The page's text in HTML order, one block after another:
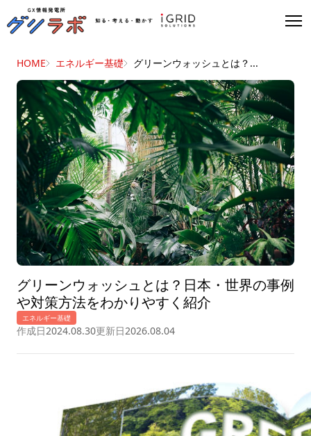
HOME エネルギー基礎 グリーンウォッシュとは？...
エネルギー基礎
作成日2024.08.30更新日2026.08.04
グリーンウォッシュとは？日本・世界の事例
や対策方法をわかりやすく紹介